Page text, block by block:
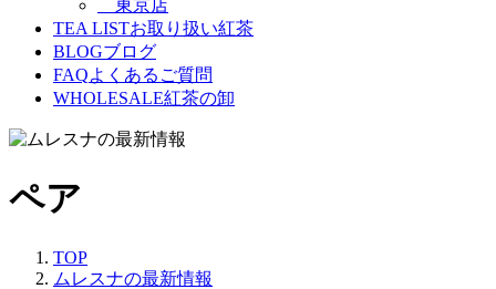
東京店
TEA LISTお取り扱い紅茶
BLOGブログ
FAQよくあるご質問
WHOLESALE紅茶の卸
ペア
TOP
ムレスナの最新情報